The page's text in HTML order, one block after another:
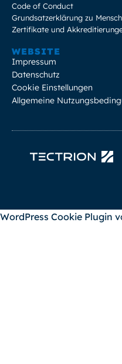
Code of Conduct
Grundsatzerklärung zu
Zertifikate und
WEBSITE
Impressum
Datenschutz
Cookie Einstellungen
Allgemeine
WordPress Cookie Plugin